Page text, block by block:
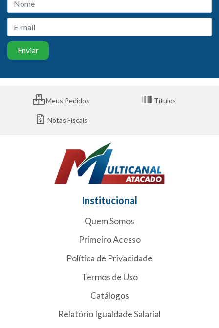
Meus Pedidos Títulos
Notas Fiscais
Institucional
Quem Somos
Primeiro Acesso
Política de Privacidade
Termos de Uso
Catálogos
Relatório Igualdade Salarial